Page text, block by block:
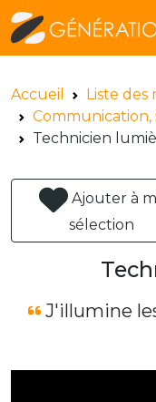
Accueil
Liste des
Technicien
Ajouter à
sélection
J'illumine